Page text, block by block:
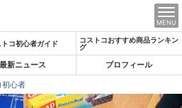
MENU
トコ初心者ガイド
コストコおすすめ商品ランキン
グ
最新ニュース
プロフィール
初心者